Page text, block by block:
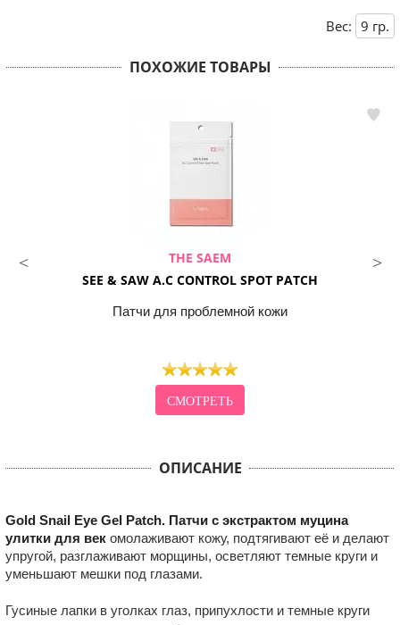
Вес: 9 гр.
ПОХОЖИЕ ТОВАРЫ
THE SAEM
SEE & SAW A.C CONTROL SPOT PATCH
Патчи для проблемной кожи
СМОТРЕТЬ
ОПИСАНИЕ
Gold Snail Eye Gel Patch. Патчи с экстрактом муцина
улитки для век омолаживают кожу, подтягивают её и делают
упругой, разглаживают морщины, осветляют темные круги и
уменьшают мешки под глазами.
Гусиные лапки в уголках глаз, припухлости и темные круги